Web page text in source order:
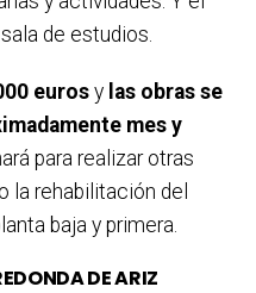
de estudios.
eurosy las obras se
mes y
para realizar otras
la rehabilitación del
baja y primera.
DE ARIZ